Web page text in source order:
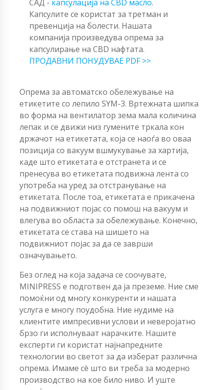
САД - капсулација на CBD масло.
Капсулите се користат за третман и
превенција на болести. Нашата
компанија произведува опрема за
капсулирање на CBD нафтата.
ПРОДАВНИ ПОНУДУВАЕ PDF >>
Опрема за автоматско обележување на
етикетите со лепило SYM-3. Вртежната шипка
во форма на вентилатор зема мала количина
лепак и се движи низ гумените тркала кон
држачот на етикетата, која се наоѓа во оваа
позиција со вакуум вшмукување за хартија,
каде што етикетата е отстранета и се
пренесува во етикетата подвижна лента со
употреба на уред за отстранување на
етикетата. После тоа, етикетата е прикачена
на подвижниот појас со помош на вакуум и
влегува во областа за обележување. Конечно,
етикетата се става на шишето на
подвижниот појас за да се заврши
означувањето.
Без оглед на која задача се соочувате,
MINIPRESS е подготвен да ја преземе. Ние сме
помоќни од многу конкуренти и нашата
услуга е многу поудобна. Ние нудиме на
клиентите импресивни услови и неверојатно
брзо ги исполнуваат нарачките. Нашите
експерти ги користат најнапредните
технологии во светот за да изберат различна
опрема. Имаме сè што ви треба за модерно
производство на кое било ниво. И уште